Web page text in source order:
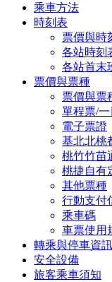
乘車方法
時刻表
票價與時
各站時刻
各站首末
票價與票種
票價與票
單程票/
電子票證
基北北桃
桃竹竹苗
桃捷自有
其他票種
行動支付
乘車碼
車票使用
轉乘與停車資訊
安全設備
旅客乘車須知